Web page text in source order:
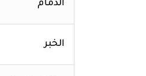
الدمام
الخبر